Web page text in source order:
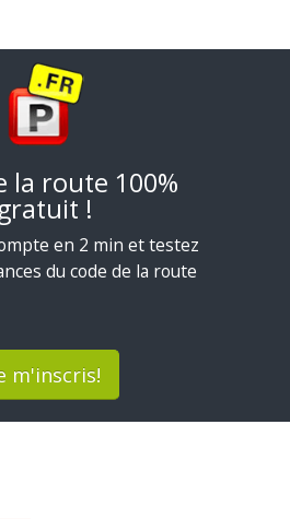
la route 100%
gratuit !
en 2 min et testez
du code de la route
m'inscris!